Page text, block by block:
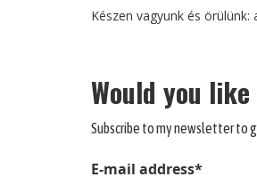
Készen vagyunk és
Would you like
Subscribe to my newsletter to
E-mail address*